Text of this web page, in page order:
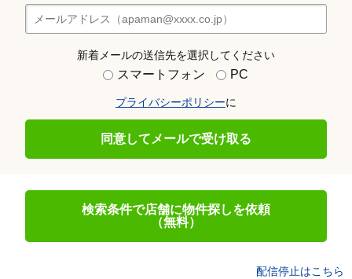
新着メールの送信先を選択してください
スマートフォン PC
プライバシーポリシーに
同意してメールで受け取る
検索条件で店舗に物件探しを依頼
（無料）
配信停止はこちら